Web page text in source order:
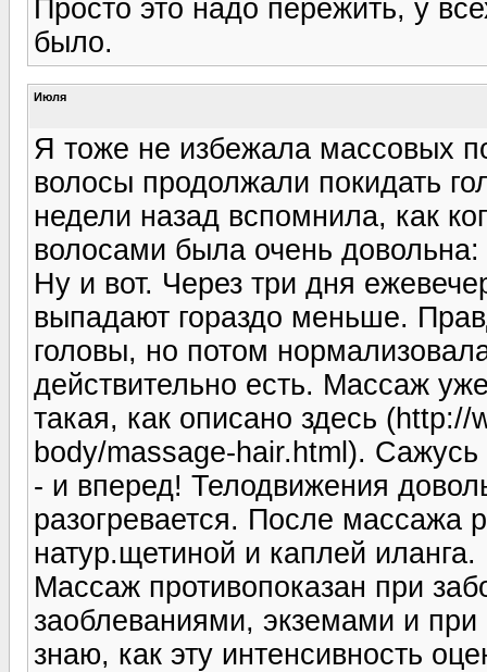
Просто это надо пережить, у
было.
Июля
Я тоже не избежала массовых
волосы продолжали покидать
недели назад вспомнила, как
волосами была очень довольна:
Ну и вот. Через три дня
выпадают гораздо меньше.
головы, но потом
действительно есть. Массаж
такая, как описано здесь
body/massage-hair.html).
- и вперед! Телодвижения
разогревается. После массажа
натур.щетиной и каплей
Массаж противопоказан при
заоблеваниями, экземами и
знаю, как эту интенсивность